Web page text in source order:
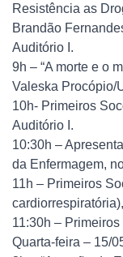
Resistência as
Brandão
Auditório I.
9h – “A morte e o
Valeska Procópio/
10h- Primeiros
Auditório I.
10:30h –
da Enfermagem,
11h – Primeiros
11:30h –
Quarta-feira – 15/